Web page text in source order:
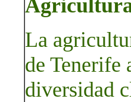
La
de Tenerife
diversidad